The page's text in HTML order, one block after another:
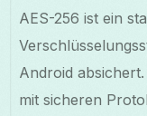
AES-256 ist ein
Android
mit sicheren